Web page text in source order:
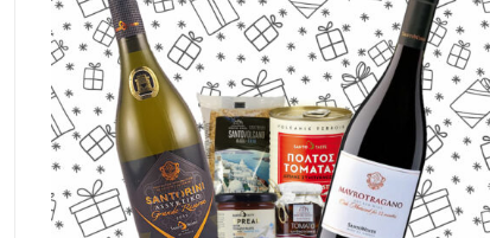
wishlist